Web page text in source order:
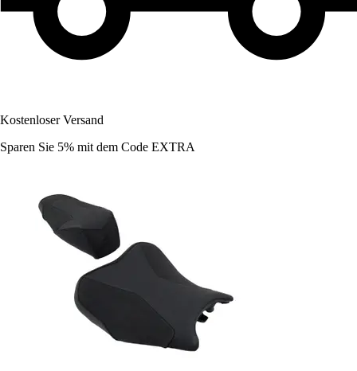
Kostenloser Versand
Sparen Sie 5% mit dem Code EXTRA